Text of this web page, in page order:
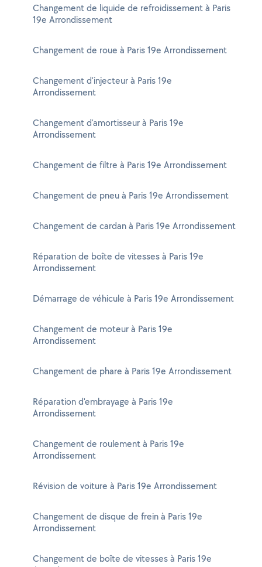
Changement de liquide de refroidissement à Paris
19e Arrondissement
Changement de roue à Paris 19e Arrondissement
Changement d'injecteur à Paris 19e
Arrondissement
Changement d'amortisseur à Paris 19e
Arrondissement
Changement de filtre à Paris 19e Arrondissement
Changement de pneu à Paris 19e Arrondissement
Changement de cardan à Paris 19e Arrondissement
Réparation de boîte de vitesses à Paris 19e
Arrondissement
Démarrage de véhicule à Paris 19e Arrondissement
Changement de moteur à Paris 19e
Arrondissement
Changement de phare à Paris 19e Arrondissement
Réparation d'embrayage à Paris 19e
Arrondissement
Changement de roulement à Paris 19e
Arrondissement
Révision de voiture à Paris 19e Arrondissement
Changement de disque de frein à Paris 19e
Arrondissement
Changement de boîte de vitesses à Paris 19e